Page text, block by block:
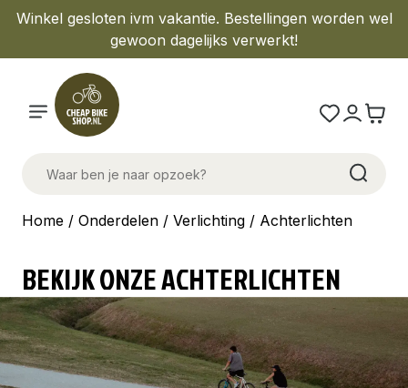
Winkel gesloten ivm vakantie. Bestellingen worden wel
gewoon dagelijks verwerkt!
Home / Onderdelen / Verlichting / Achterlichten
BEKIJK ONZE ACHTERLICHTEN